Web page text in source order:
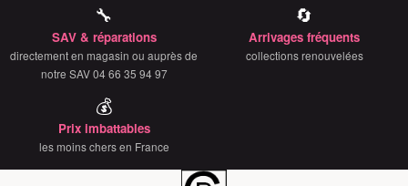
🔧
SAV & réparations
directement en magasin ou auprès de
notre SAV 04 66 35 94 97
🔄
Arrivages fréquents
collections renouvelées
💰
Prix imbattables
les moins chers en France